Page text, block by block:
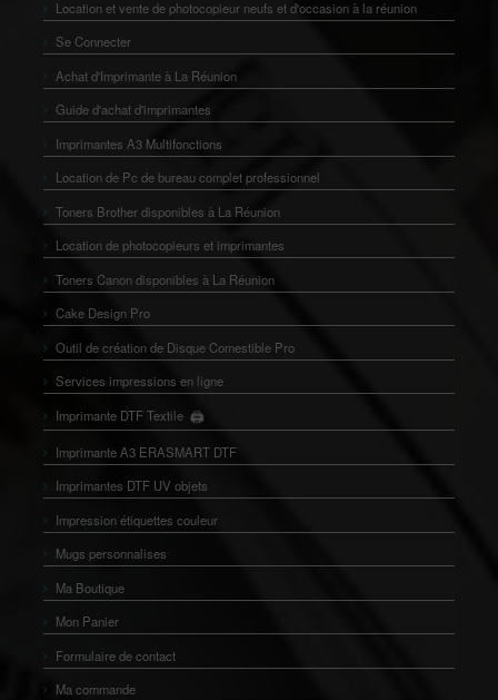
Location et vente de photocopieur neufs et d'occasion à la réunion
Se Connecter
Achat d'Imprimante à La Réunion
Guide d'achat d'imprimantes
Imprimantes A3 Multifonctions
Location de Pc de bureau complet professionnel
Toners Brother disponibles à La Réunion
Location de photocopieurs et imprimantes
Toners Canon disponibles à La Réunion
Cake Design Pro
Outil de création de Disque Comestible Pro
Services impressions en ligne
Imprimante DTF Textile 🖨️
👕
Imprimante A3 ERASMART DTF
Imprimantes DTF UV objets
Impression étiquettes couleur
Mugs personnalises
Ma Boutique
Mon Panier
Formulaire de contact
Ma commande